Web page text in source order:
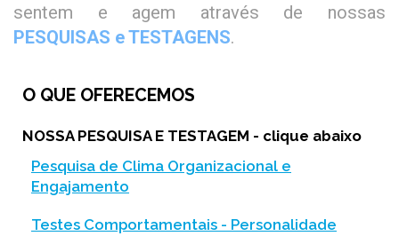
sentem e agem através de nossas
PESQUISAS e TESTAGENS.
O QUE OFERECEMOS
NOSSA PESQUISA E TESTAGEM - clique abaixo
Pesquisa de Clima Organizacional e
Engajamento
Testes Comportamentais - Personalidade